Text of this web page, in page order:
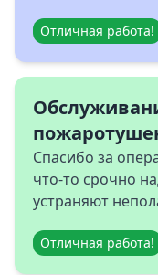
Отличная работа!
Спасибо за
что-то срочно
устраняют
Отличная работа!